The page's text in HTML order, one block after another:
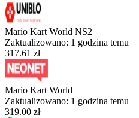
Mario Kart World NS2
Zaktualizowano: 1 godzina temu
317.61 zł
Mario Kart World
Zaktualizowano: 1 godzina temu
319.00 zł